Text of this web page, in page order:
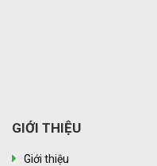
GIỚI THIỆU
Giới thiệu